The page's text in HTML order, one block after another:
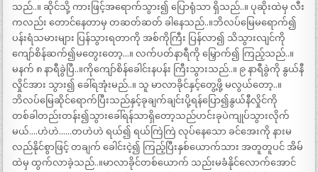
သည်..။ ဆိုင်သို့ ကားဖြင့်အရောက်သွား၍ ပြောရုံသာ ရှိသည်..။ ပုဆိုးထဲမှ လီး
ကလည်း တောင်နေတာမှ တဆတ်ဆတ် ခါနေသည်..။ဘိလပ်မြေမရောက်၍
ပန်းရံသမားများ ပြန်သွားရတာကို အစ်ကိုကြီး ပြန်လာ၍ သိသွားလျင်ကို
ကျော်စိန်ဆက်၍မတွေးတော့…။ လက်ပတ်နာရီကို မြှောက်၍ ကြည့်သည်..။
မနက် ၈ နာရီခွဲပြီ..။ကိုကျော်စိန်ခေါင်းနပန်း ကြီးသွားသည်..။ ၉ နာရီခွဲကို နွယ်နီ
လှိုင်အား သွား၍ ခေါ်ရအုံးမည်..။ သူ မာလာခိုင်နှင့်တွေ့ဖို့ မလွယ်တော့..။
ဘိလပ်မြေဆိုင်ရောက်ပြီးသည်နှင့်ခုချက်ချင်းပို့ရန်ပြော၍နွယ်နီလှိုင်ကို
တစ်ခါတည်းတန်း၍သွားခေါ်ရန်သာရှိတော့သည်ဟင်းခုပဲကျုပ်သွားလိုက်
မယ်….ဟဲဟဲ……တဟဲဟဲ ရယ်၍ ရယ်ကြဲကြဲ လုပ်နေသော ခင်အေးကို နားမ
လည်နိုင်စွာဖြင့် တချက် ခေါင်းငဲ့၍ ကြည့်ပြီးနှစ်ယောက်သား အတူတူပင် အိမ်
ထဲမှ ထွက်လာခဲ့သည်..။မာလာခိုင်တစ်ယောက် သည်းမခံနိုင်လောက်အောင်